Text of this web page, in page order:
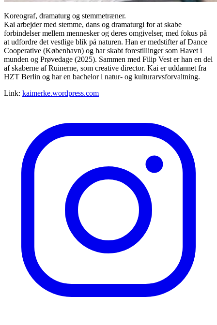
Koreograf, dramaturg og stemmetræner.
Kai arbejder med stemme, dans og dramaturgi for at skabe
forbindelser mellem mennesker og deres omgivelser, med fokus på
at udfordre det vestlige blik på naturen. Han er medstifter af Dance
Cooperative (København) og har skabt forestillinger som Havet i
munden og Prøvedage (2025). Sammen med Filip Vest er han en del
af skaberne af Ruinerne, som creative director. Kai er uddannet fra
HZT Berlin og har en bachelor i natur- og kulturarvsforvaltning.
Link: kaimerke.wordpress.com